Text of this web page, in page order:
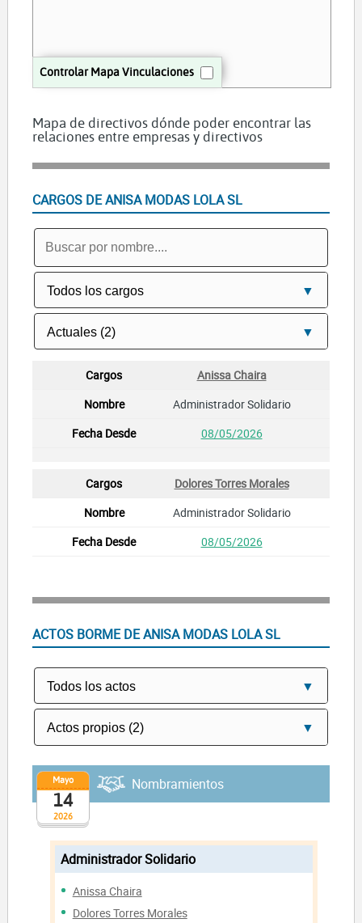
Controlar Mapa Vinculaciones
Mapa de directivos dónde poder encontrar las
relaciones entre empresas y directivos
CARGOS DE ANISA MODAS LOLA SL
Anissa Chaira
Administrador Solidario
08/05/2026
Dolores Torres Morales
Administrador Solidario
08/05/2026
ACTOS BORME DE ANISA MODAS LOLA SL
2026
Mayo
14
Nombramientos
Administrador Solidario
Anissa Chaira
Dolores Torres Morales